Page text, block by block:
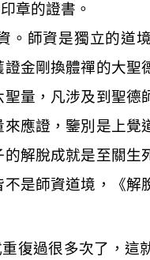
章的證書。
。師資是獨立的道
金剛換體禪的大聖
量，凡涉及到聖德
應證，鑒別是上覺
解脫成就是至關生
是師資道境，《解
復過很多次了，這